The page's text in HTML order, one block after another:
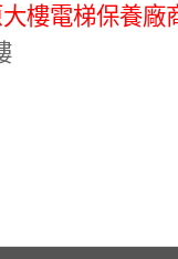
樓電梯保養廠